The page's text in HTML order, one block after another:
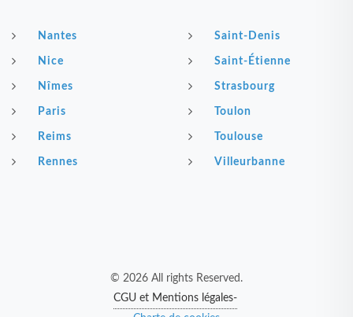
Nantes
Nice
Nîmes
Paris
Reims
Rennes
Saint-Denis
Saint-Étienne
Strasbourg
Toulon
Toulouse
Villeurbanne
© 2026 All rights Reserved.
CGU et Mentions légales-